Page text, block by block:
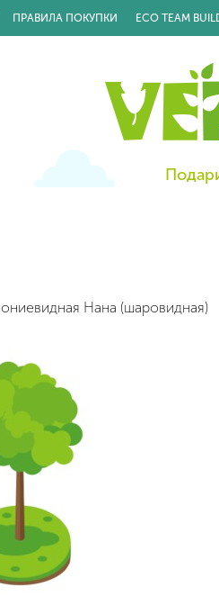
ПРАВИЛА ПОКУПКИ ECO TEAM
Нана (шаровидная)